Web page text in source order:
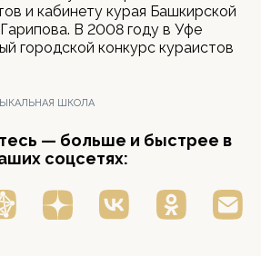
и кабинету курая Башкирской
В 2008 году в Уфе
городской конкурс кураистов
ШКОЛА
— больше и быстрее в
соцсетях: